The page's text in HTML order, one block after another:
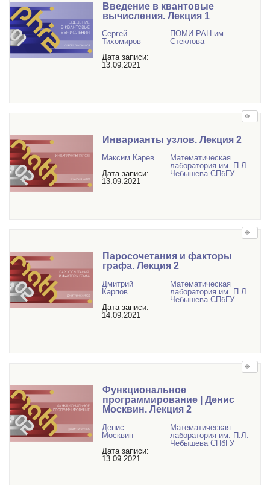
Введение в квантовые
вычисления. Лекция 1
Сергей
Тихомиров
Дата записи:
13.09.2021
ПОМИ РАН им.
Стеклова
Инварианты узлов. Лекция 2
Максим Карев
Дата записи:
13.09.2021
Математичеcкая
лаборатория им. П.Л.
Чебышева СПбГУ
Паросочетания и факторы
графа. Лекция 2
Дмитрий
Карпов
Дата записи:
14.09.2021
Математичеcкая
лаборатория им. П.Л.
Чебышева СПбГУ
Функциональное
программирование | Денис
Москвин. Лекция 2
Денис
Москвин
Дата записи:
13.09.2021
Математичеcкая
лаборатория им. П.Л.
Чебышева СПбГУ